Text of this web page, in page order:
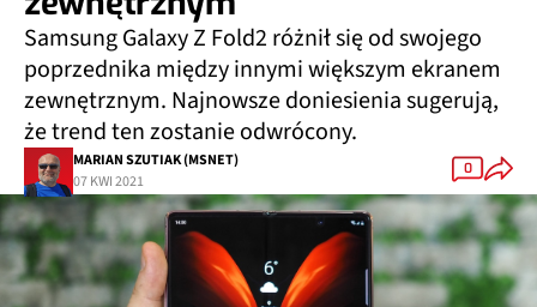
Samsung Galaxy Z Fold2 różnił się od swojego
poprzednika między innymi większym ekranem
zewnętrznym. Najnowsze doniesienia sugerują,
że trend ten zostanie odwrócony.
MARIAN SZUTIAK (MSNET)
07 KWI 2021
0